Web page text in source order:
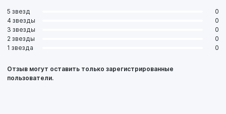
5 звезд
0
4 звезды
0
3 звезды
0
2 звезды
0
1 звезда
0
Отзыв могут оставить только зарегистрированные
пользователи.